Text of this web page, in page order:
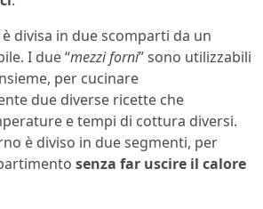
divisa in due scomparti da un
I due “mezzi forni” sono utilizzabili
per cucinare
due diverse ricette che
e tempi di cottura diversi.
è diviso in due segmenti, per
senza far uscire il calore